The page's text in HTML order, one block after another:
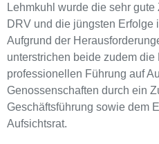
Lehmkuhl wurde die sehr
DRV und die jüngsten Erfolge
Aufgrund der
unterstrichen beide zudem
professionellen Führung auf
Genossenschaften durch ein
Geschäftsführung sowie dem
Aufsichtsrat.